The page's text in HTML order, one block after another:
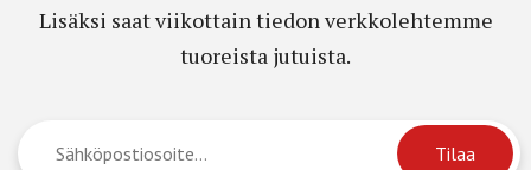
Lisäksi saat viikottain tiedon verkkolehtemme
tuoreista jutuista.